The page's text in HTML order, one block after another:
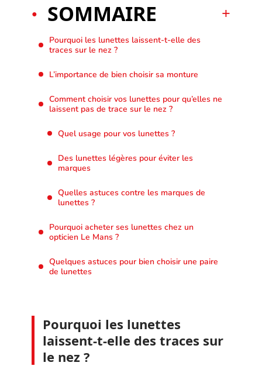
SOMMAIRE
Pourquoi les lunettes laissent-t-elle des
traces sur le nez ?
L’importance de bien choisir sa monture
Comment choisir vos lunettes pour qu’elles ne
laissent pas de trace sur le nez ?
Quel usage pour vos lunettes ?
Des lunettes légères pour éviter les
marques
Quelles astuces contre les marques de
lunettes ?
Pourquoi acheter ses lunettes chez un
opticien Le Mans ?
Quelques astuces pour bien choisir une paire
de lunettes
Pourquoi les lunettes
laissent-t-elle des traces sur
le nez ?